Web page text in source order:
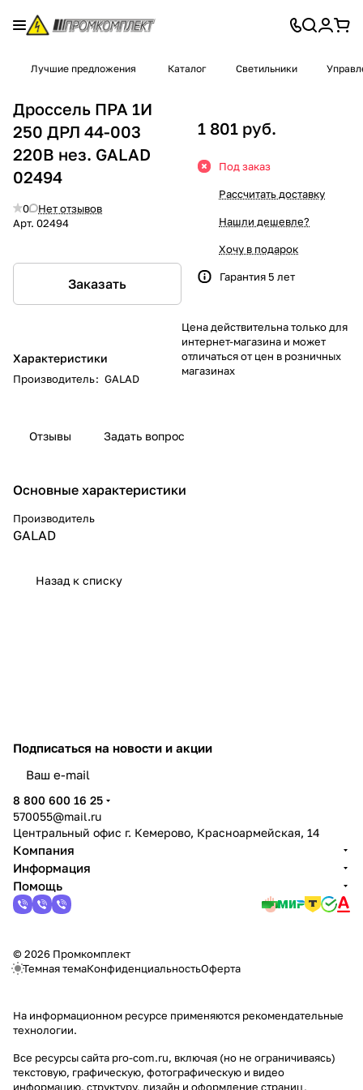
Лучшие предложения Каталог Светильники
Дроссель ПРА 1И
250 ДРЛ 44-003
220В нез. GALAD
02494
0
Нет отзывов
Арт. 02494
Заказать
Характеристики
Производитель: GALAD
1 801 руб.
Под заказ
Рассчитать доставку
Нашли дешевле?
Хочу в подарок
Гарантия 5 лет
Цена действительна только для
интернет-магазина и может
отличаться от цен в розничных
магазинах
Отзывы Задать вопрос
Основные характеристики
Производитель
GALAD
Назад к списку
Подписаться на новости и акции
8 800 600 16 25
570055@mail.ru
Центральный офис г. Кемерово, Красноармейская, 14
Компания
Информация
Помощь
© 2026 Промкомплект
Темная темаКонфиденциальностьОферта
На информационном ресурсе применяются рекомендательные
технологии.
Все ресурсы сайта pro-com.ru, включая (но не ограничиваясь)
текстовую, графическую, фотографическую и видео
информацию, структуру, дизайн и оформление страниц,